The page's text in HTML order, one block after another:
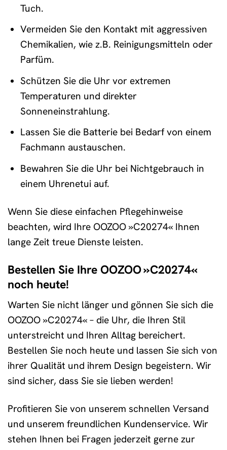
Tuch.
Vermeiden Sie den Kontakt mit aggressiven
Chemikalien, wie z.B. Reinigungsmitteln oder
Parfüm.
Schützen Sie die Uhr vor extremen
Temperaturen und direkter
Sonneneinstrahlung.
Lassen Sie die Batterie bei Bedarf von einem
Fachmann austauschen.
Bewahren Sie die Uhr bei Nichtgebrauch in
einem Uhrenetui auf.
Wenn Sie diese einfachen Pflegehinweise
beachten, wird Ihre OOZOO »C20274« Ihnen
lange Zeit treue Dienste leisten.
Bestellen Sie Ihre OOZOO »C20274«
noch heute!
Warten Sie nicht länger und gönnen Sie sich die
OOZOO »C20274« – die Uhr, die Ihren Stil
unterstreicht und Ihren Alltag bereichert.
Bestellen Sie noch heute und lassen Sie sich von
ihrer Qualität und ihrem Design begeistern. Wir
sind sicher, dass Sie sie lieben werden!
Profitieren Sie von unserem schnellen Versand
und unserem freundlichen Kundenservice. Wir
stehen Ihnen bei Fragen jederzeit gerne zur